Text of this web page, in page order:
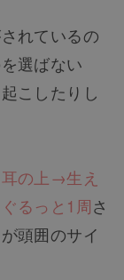
れているの
選ばない
こしたりし
の上→生え
るっと1周さ
頭囲のサイ